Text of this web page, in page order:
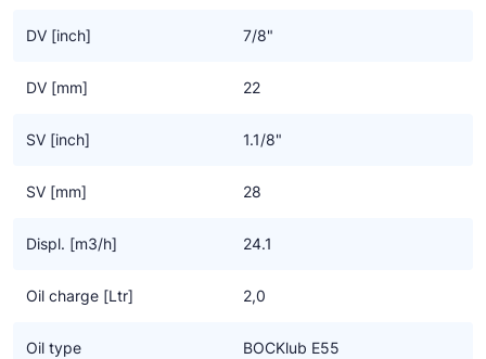
N versie
toepassingen.
K versie
het zware werk bij bus airconditioning.
K1 versie
voorzien van een extra beugel voor directe bevestiging aan de
DV [inch] 7/8"
DV [mm] 22
SV [inch] 1.1/8"
SV [mm] 28
Displ. [m3/h] 24.1
Oil charge [Ltr] 2,0
Oil type BOCKlub E55